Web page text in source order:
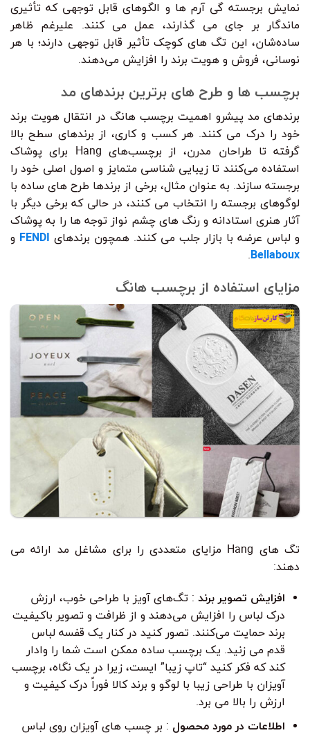
نمایش برجسته گی آرم ها و الگوهای قابل توجهی که تأثیری
ماندگار بر جای می گذارند، عمل می کنند. علیرغم ظاهر
ساده‌شان، این تگ های کوچک تأثیر قابل توجهی دارند؛ با هر
نوسانی، فروش و هویت برند را افزایش می‌دهند.
برچسب ها و طرح های برترین برندهای مد
برندهای مد پیشرو اهمیت برچسب هانگ در انتقال هویت برند
خود را درک می کنند. هر کسب و کاری، از برندهای سطح بالا
گرفته تا طراحان مدرن، از برچسب‌های Hang برای پوشاک
استفاده می‌کنند تا زیبایی شناسی متمایز و اصول اصلی خود را
برجسته سازند. به عنوان مثال، برخی از برندها طرح های ساده با
لوگوهای برجسته را انتخاب می کنند، در حالی که برخی دیگر با
آثار هنری استادانه و رنگ های چشم نواز توجه ها را به پوشاک
و لباس عرضه با بازار جلب می کنند. همچون برندهای FENDI و
Bellaboux
.
مزایای استفاده از برچسب هانگ
تگ های Hang مزایای متعددی را برای مشاغل مد ارائه می
دهند:
افزایش تصویر برند: تگ‌های آویز با طراحی خوب، ارزش
درک لباس را افزایش می‌دهند و از ظرافت و تصویر باکیفیت
برند حمایت می‌کنند. تصور کنید در کنار یک قفسه لباس
قدم می زنید. یک برچسب ساده ممکن است شما را وادار
کند که فکر کنید “تاپ زیبا” ایست، زیرا در یک نگاه، برچسب
آویزان با طراحی زیبا با لوگو و برند کالا فوراً درک کیفیت و
ارزش را بالا می برد.
اطلاعات در مورد محصول : بر چسب های آویزان روی لباس